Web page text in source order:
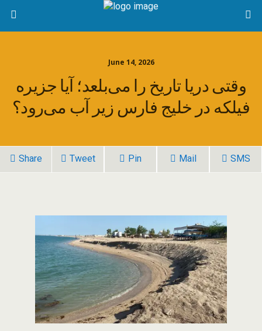
June 14, 2026
وقتی دریا تاریخ را می‌بلعد؛ آیا جزیره
فیلکه در خلیج فارس زیر آب می‌رود؟
Share Tweet Pin Mail SMS